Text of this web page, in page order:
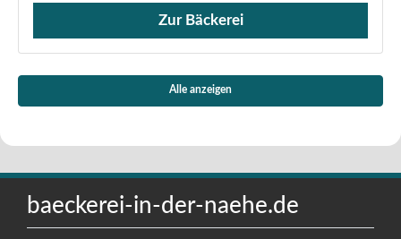
Verkauf von Brötchen,
Zur Bäckerei
Alle anzeigen
baeckerei-in-der-naehe.de